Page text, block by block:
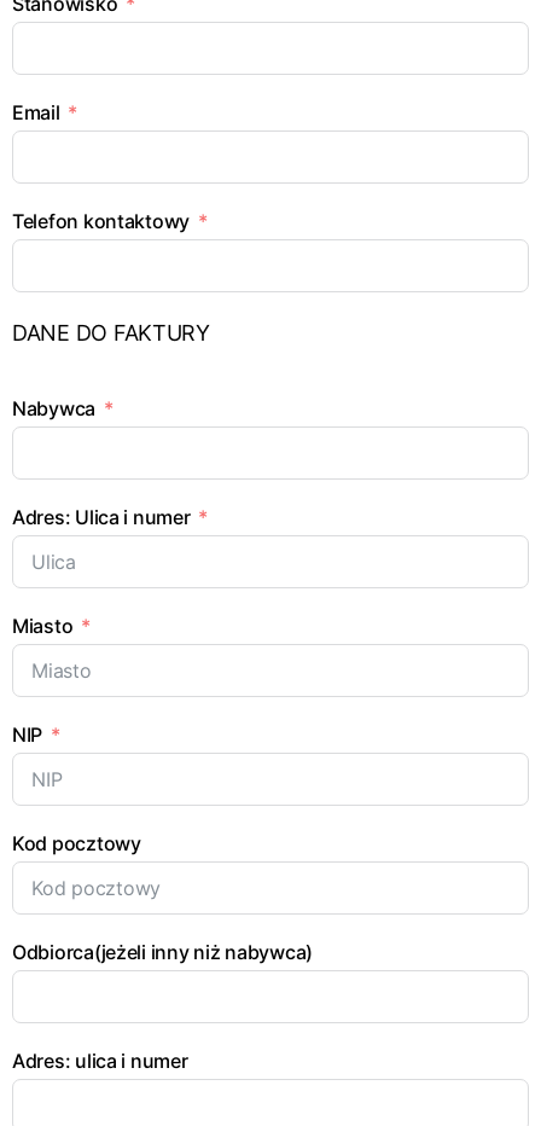
Email
Telefon kontaktowy
DANE DO FAKTURY
Nabywca
Adres: Ulica i numer
Miasto
NIP
Kod pocztowy
Odbiorca(jeżeli inny niż nabywca)
Adres: ulica i numer